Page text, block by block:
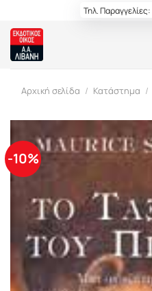
content
Τηλ. Παραγγελίες:
Αρχική σελίδα / Κατάστημα /
-10%